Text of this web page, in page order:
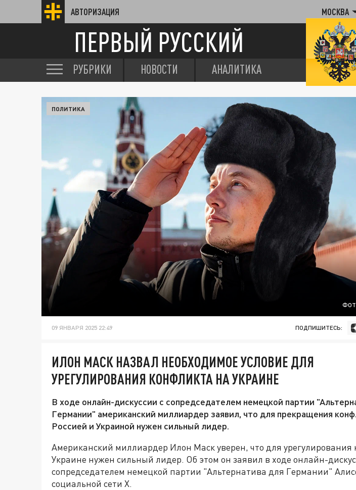
АВТОРИЗАЦИЯ МОСКВА
ПЕРВЫЙ РУССКИЙ
РУБРИКИ НОВОСТИ АНАЛИТИКА
ПОЛИТИКА
09 ЯНВАРЯ 2025 22:49 ПОДПИШИТЕСЬ:
ИЛОН МАСК НАЗВАЛ НЕОБХОДИМОЕ УСЛОВИЕ ДЛЯ
УРЕГУЛИРОВАНИЯ КОНФЛИКТА НА УКРАИНЕ
В ходе онлайн-дискуссии с сопредседателем немецкой партии
Германии" американский миллиардер заявил, что для прекращения
Россией и Украиной нужен сильный лидер.
Американский миллиардер Илон Маск уверен, что для урегулирования
Украине нужен сильный лидер. Об этом он заявил в ходе онлайн-
сопредседателем немецкой партии "Альтернатива для Германии"
социальной сети Х.